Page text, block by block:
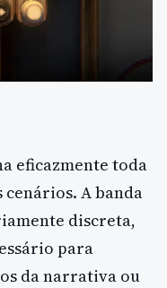
eficazmente toda
A banda
discreta,
para
da narrativa ou